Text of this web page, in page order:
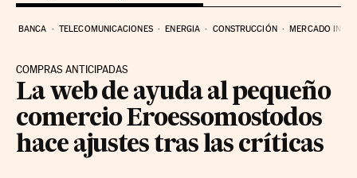
BANCA TELECOMUNICACIONES ENERGIA CONSTRUCCIÓN MERCADO
COMPRAS ANTICIPADAS
La web de ayuda al pequeño
comercio Eroessomostodos
hace ajustes tras las críticas